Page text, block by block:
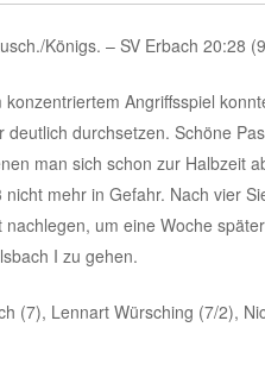
Königs. – SV Erbach 20:28
Angriffsspiel
durchsetzen. Schöne
man sich schon zur Halbzeit
mehr in Gefahr. Nach vier
um eine Woche
I zu gehen.
(7), Lennart Würsching (7/2),